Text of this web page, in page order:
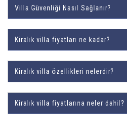
Villa Güvenliği Nasıl Sağlanır?
Kiralık villa fiyatları ne kadar?
Kiralık villa özellikleri nelerdir?
Kiralık villa fiyatlarına neler dahil?